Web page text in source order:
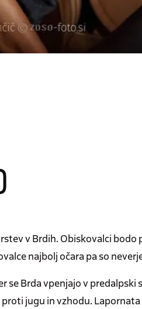
v Brdih. Obiskovalci bodo
najbolj očara pa so
se Brda vpenjajo v predalpski
jugu in vzhodu. Lapornata